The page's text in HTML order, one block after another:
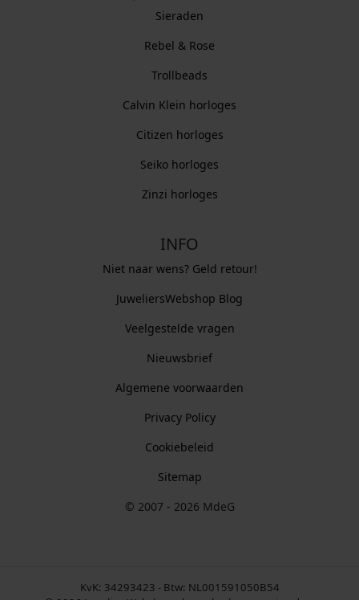
Sieraden
Rebel & Rose
Trollbeads
Calvin Klein horloges
Citizen horloges
Seiko horloges
Zinzi horloges
INFO
Niet naar wens? Geld retour!
JuweliersWebshop Blog
Veelgestelde vragen
Nieuwsbrief
Algemene voorwaarden
Privacy Policy
Cookiebeleid
Sitemap
© 2007 - 2026 MdeG
KvK: 34293423 - Btw: NL001591050B54